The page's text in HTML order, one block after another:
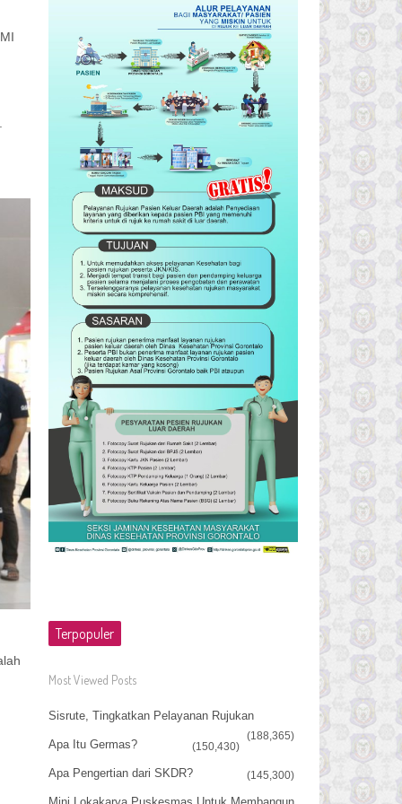
Terpopuler
Most Viewed Posts
Sisrute, Tingkatkan Pelayanan Rujukan
(188,365)
Apa Itu Germas? (150,430)
Apa Pengertian dari SKDR? (145,300)